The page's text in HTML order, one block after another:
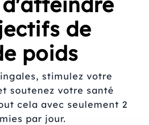
de
poids
stimulez votre
soutenez votre santé
cela avec seulement 2
par jour.